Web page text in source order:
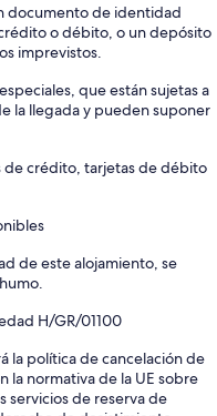
documento de identidad
o débito, o un depósito
imprevistos.
que están sujetas a
la llegada y pueden suponer
de crédito, tarjetas de débito
de este alojamiento, se
H/GR/01100
la política de cancelación de
la normativa de la UE sobre
servicios de reserva de